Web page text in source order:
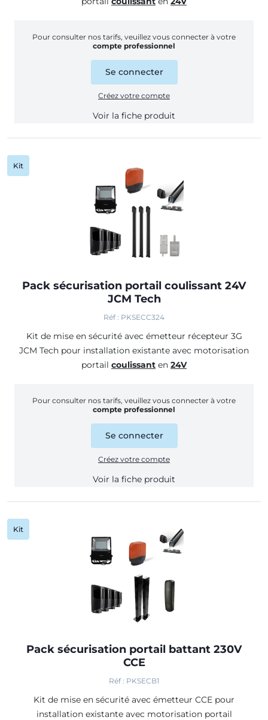
Pour consulter nos tarifs, veuillez vous connecter à votre
compte professionnel
Se connecter
Créez votre compte
Voir la fiche produit
Kit
Pack sécurisation portail coulissant 24V
JCM Tech
Réf : PKSECC324
Kit de mise en sécurité avec émetteur récepteur 3G
JCM Tech pour installation existante avec motorisation
portail coulissant en 24V
Pour consulter nos tarifs, veuillez vous connecter à votre
compte professionnel
Se connecter
Créez votre compte
Voir la fiche produit
Kit
Pack sécurisation portail battant 230V
CCE
Réf : PKSECB1
Kit de mise en sécurité avec émetteur CCE pour
installation existante avec motorisation portail